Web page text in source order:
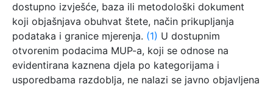
dostupno izvješće, baza ili metodološki dokument
koji objašnjava obuhvat štete, način prikupljanja
podataka i granice mjerenja. (1) U dostupnim
otvorenim podacima MUP-a, koji se odnose na
evidentirana kaznena djela po kategorijama i
usporedbama razdoblja, ne nalazi se javno objavljena